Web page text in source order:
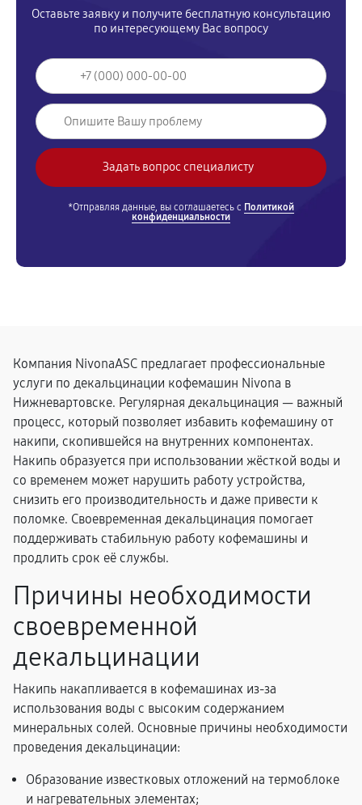
Оставьте заявку и получите бесплатную консультацию
по интересующему Вас вопросу
*Отправляя данные, вы соглашаетесь с Политикой
конфиденциальности
Компания NivonaASC предлагает профессиональные
услуги по декальцинации кофемашин Nivona в
Нижневартовске. Регулярная декальцинация — важный
процесс, который позволяет избавить кофемашину от
накипи, скопившейся на внутренних компонентах.
Накипь образуется при использовании жёсткой воды и
со временем может нарушить работу устройства,
снизить его производительность и даже привести к
поломке. Своевременная декальцинация помогает
поддерживать стабильную работу кофемашины и
продлить срок её службы.
Причины необходимости
своевременной
декальцинации
Накипь накапливается в кофемашинах из-за
использования воды с высоким содержанием
минеральных солей. Основные причины необходимости
проведения декальцинации:
Образование известковых отложений на термоблоке
и нагревательных элементах;